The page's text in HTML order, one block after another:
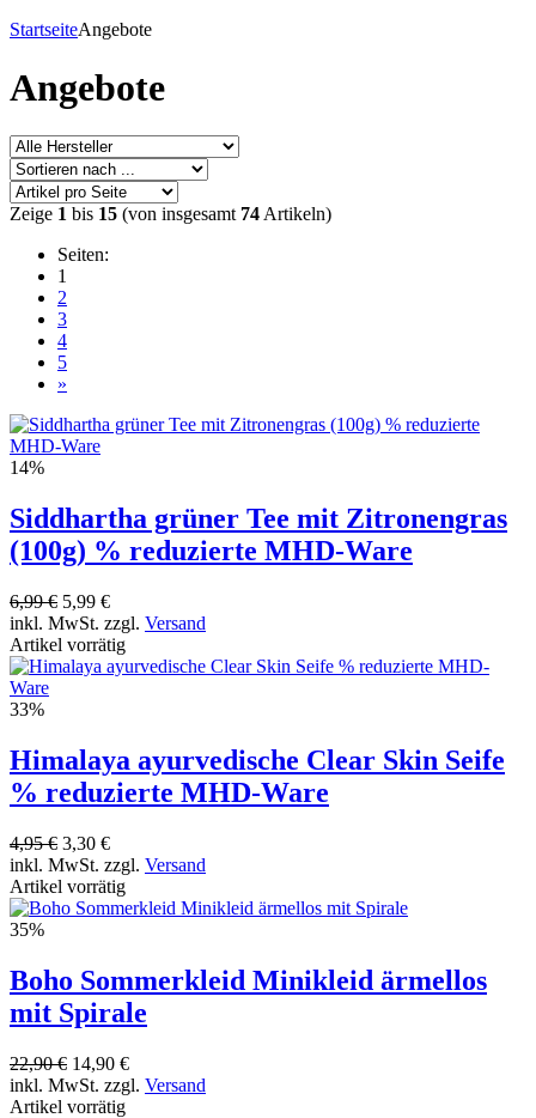
StartseiteAngebote
Angebote
Zeige 1 bis 15 (von insgesamt 74Artikeln)
Seiten:
1
2
3
4
5
»
14%
Siddhartha grüner Tee mit Zitronengras
(100g) % reduzierte MHD-Ware
6,99 € 5,99 €
inkl. MwSt. zzgl. Versand
Artikel vorrätig
33%
Himalaya ayurvedische Clear Skin Seife
% reduzierte MHD-Ware
4,95 € 3,30 €
inkl. MwSt. zzgl. Versand
Artikel vorrätig
35%
Boho Sommerkleid Minikleid ärmellos
mit Spirale
22,90 € 14,90 €
inkl. MwSt. zzgl. Versand
Artikel vorrätig